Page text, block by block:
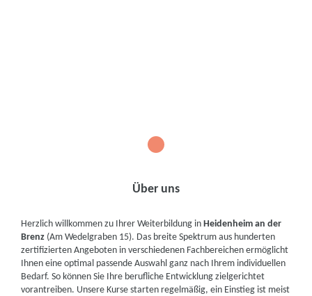
Über uns
Herzlich willkommen zu Ihrer Weiterbildung inHeidenheim an der
Brenz (Am Wedelgraben 15). Das breite Spektrum aus hunderten
zertifizierten Angeboten in verschiedenen Fachbereichen ermöglicht
Ihnen eine optimal passende Auswahl ganz nach Ihrem individuellen
Bedarf. So können Sie Ihre berufliche Entwicklung zielgerichtet
vorantreiben. Unsere Kurse starten regelmäßig, ein Einstieg ist meist